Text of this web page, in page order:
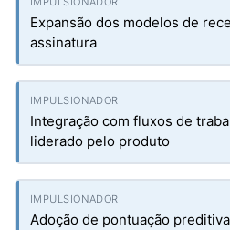
Expansão dos modelos de
assinatura
Integração com fluxos de
liderado pelo produto
Adoção de pontuação